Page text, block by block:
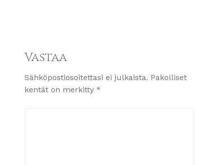
Vastaa
Sähköpostiosoitettasi ei julkaista. Pakolliset
kentät on merkitty *